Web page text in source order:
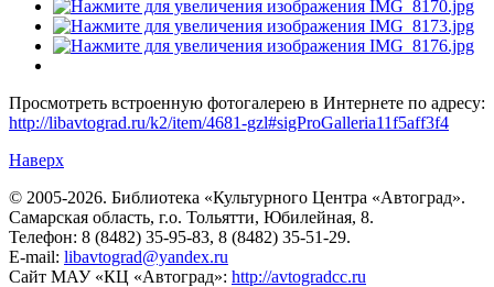
Просмотреть встроенную фотогалерею в Интернете по адресу:
http://libavtograd.ru/k2/item/4681-gzl#sigProGalleria11f5aff3f4
Наверх
© 2005-2026. Библиотека «Культурного Центра «Автоград».
Самарская область, г.о. Тольятти, Юбилейная, 8.
Телефон: 8 (8482) 35-95-83, 8 (8482) 35-51-29.
E-mail: libavtograd@yandex.ru
Сайт МАУ «КЦ «Автоград»: http://avtogradcc.ru